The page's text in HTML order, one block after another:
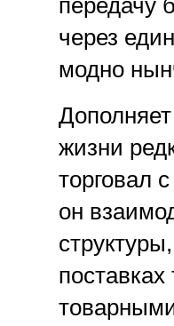
передачу
через
модно
жизни
торговал
он